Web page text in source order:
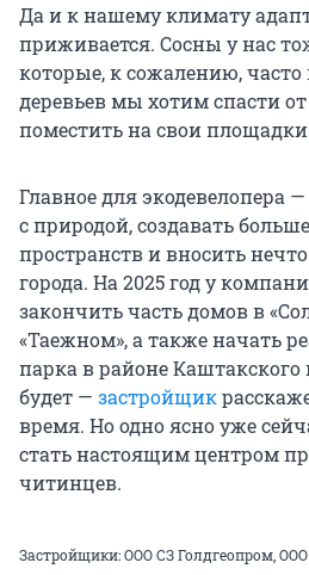
Да и к нашему климату
приживается. Сосны у нас
которые, к сожалению,
деревьев мы хотим спасти
поместить на свои
Главное для экодевелопера
с природой, создавать
пространств и вносить
города. На 2025 год у
закончить часть домов в
«Таежном», а также начать
парка в районе
будет — застройщик
время. Но одно ясно уже
стать настоящим центром
читинцев.
Застройщики: ООО СЗ Голдгеопром,